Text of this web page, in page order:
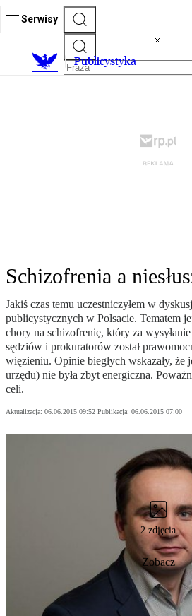
Serwisy
Publicystyka
Schizofrenia a
Jakiś czas temu uczestniczyłem w
publicystycznych w Polsacie. Tematem
chory na schizofrenię, który za
sędziów i prokuratorów został
więzieniu. Opinie biegłych wskazały, że
urzędu) nie była zbyt energiczna.
celi.
Aktualizacja: 06.06.2015 09:52 Publikacja: 06.06.2015 07:00
2 zdjęcia
Zobacz